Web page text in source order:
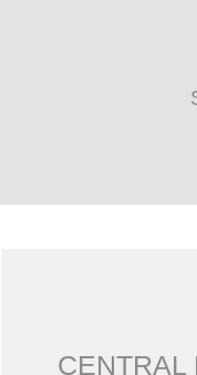
CENTRAL